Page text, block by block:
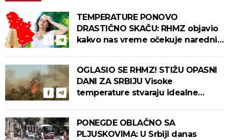
TEMPERATURE PONOVO
DRASTIČNO SKAČU: RHMZ objavio
kakvo nas vreme očekuje narednih
OGLASIO SE RHMZ! STIŽU OPASNI
DANI ZA SRBIJU Visoke
temperature stvaraju idealne
PONEGDE OBLAČNO SA
PLJUSKOVIMA: U Srbiji danas